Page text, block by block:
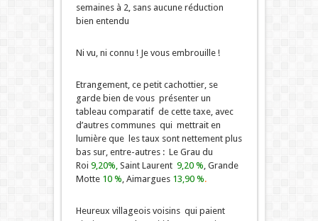
semaines à 2, sans aucune réduction
bien entendu
Ni vu, ni connu ! Je vous embrouille !
Etrangement, ce petit cachottier, se
garde bien de vous présenter un
tableau comparatif de cette taxe, avec
d’autres communes qui mettrait en
lumière que les taux sont nettement plus
bas sur, entre-autres : Le Grau du
Roi 9,20%,Saint Laurent 9,20 %, Grande
Motte10 %, Aimargues13,90 %.
Heureux villageois voisins qui paient